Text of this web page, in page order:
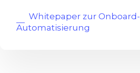
Whitepaper zur Onboard-
Automatisierung